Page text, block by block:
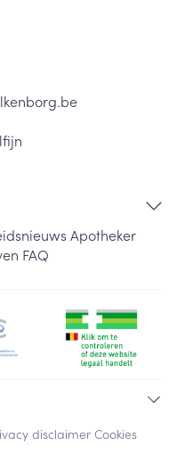
Apotheker
FAQ
disclaimer Cookies